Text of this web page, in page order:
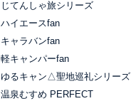
じてんしゃ旅シリーズ
ハイエースfan
キャラバンfan
軽キャンパーfan
ゆるキャン△聖地巡礼シリーズ
温泉むすめ PERFECT